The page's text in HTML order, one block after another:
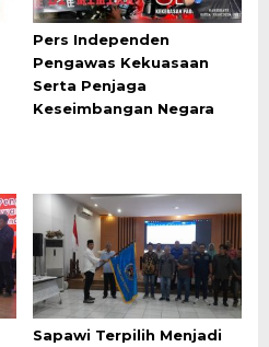
Pers Independen
Pengawas Kekuasaan
Serta Penjaga
Keseimbangan Negara
Sapawi Terpilih Menjadi